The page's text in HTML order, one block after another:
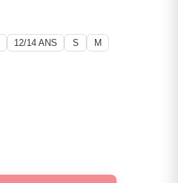
12/14 ANS S
M